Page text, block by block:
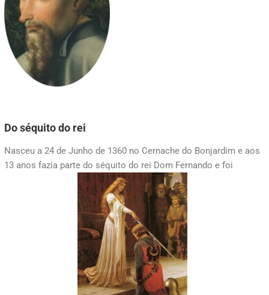
Do séquito do rei
Nasceu a 24 de Junho de 1360 no Cernache do Bonjardim e aos
13 anos fazia parte do séquito do rei Dom Fernando e foi